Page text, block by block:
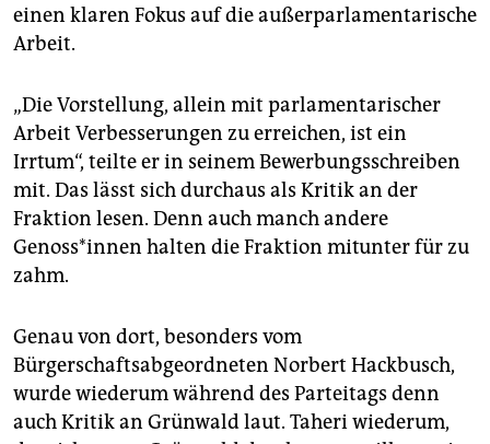
einen klaren Fokus auf die außerparlamentarische
Arbeit.
„Die Vorstellung, allein mit parlamentarischer
Arbeit Verbesserungen zu erreichen, ist ein
Irrtum“, teilte er in seinem Bewerbungsschreiben
mit. Das lässt sich durchaus als Kritik an der
Fraktion lesen. Denn auch manch andere
Genoss*innen halten die Fraktion mitunter für zu
zahm.
Genau von dort, besonders vom
Bürgerschaftsabgeordneten Norbert Hackbusch,
wurde wiederum während des Parteitags denn
auch Kritik an Grünwald laut. Taheri wiederum,